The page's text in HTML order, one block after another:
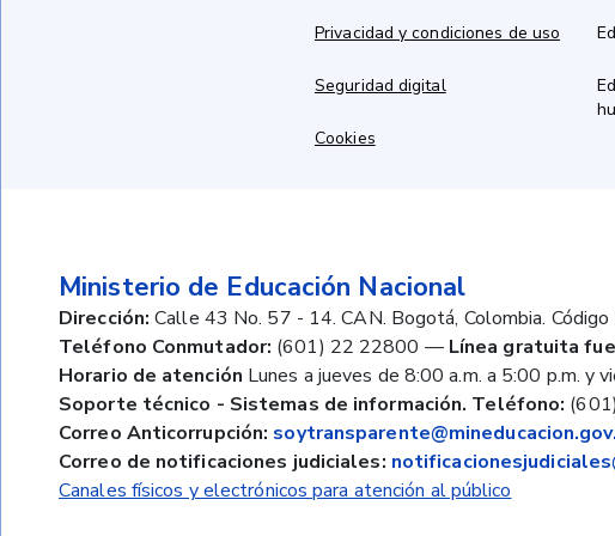
Privacidad y condiciones de uso
Seguridad digital
Cookies
Ministerio de Educación Nacional
Dirección: Calle 43 No. 57 - 14. CAN. Bogotá, Colombia.
Teléfono Conmutador: (601) 22 22800 — Línea gratuita
Horario de atención Lunes a jueves de 8:00 a.m. a 5:00 p.m. y
Soporte técnico - Sistemas de información. Teléfono:
Correo Anticorrupción:
Correo de notificaciones judiciales:
Canales físicos y electrónicos para atención al público